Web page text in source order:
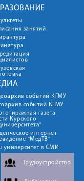
занятий
событий КГМУ
событий КГМУ
газета
Курского
интернет-
"МедТВ"
университет в СМИ
Трудоустройство